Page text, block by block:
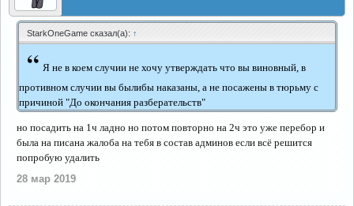
StarkOneGame сказал(а): ↑
“ Я не в коем случии не хочу утверждать что вы виновный, в
противном случии вы былибы наказаны, а не посажены в тюрьму с
причиной "До окончания разберательств"
но посадить на 1ч ладно но потом повторно на 2ч это уже перебор и
была на писана жалоба на тебя в состав админов если всё решится
попробую удалить
28 мар 2019